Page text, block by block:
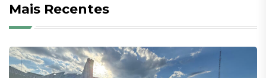
Mais Recentes